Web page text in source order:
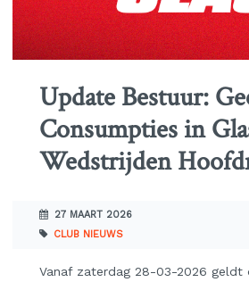
Update Bestuur:
Consumpties in
Wedstrijden
27 MAART 2026
CLUB NIEUWS
Vanaf zaterdag 28-03-2026 geldt